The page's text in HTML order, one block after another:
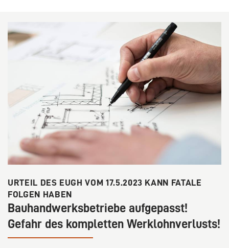
URTEIL DES EUGH VOM 17.5.2023 KANN FATALE
FOLGEN HABEN
Bauhandwerksbetriebe aufgepasst!
Gefahr des kompletten Werklohnverlusts!